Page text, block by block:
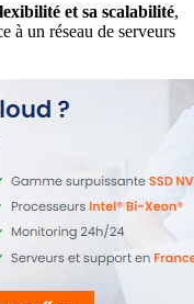
et sa scalabilité,
à un réseau de serveurs